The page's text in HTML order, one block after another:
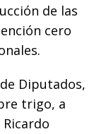
de las
cero
Diputados,
trigo, a